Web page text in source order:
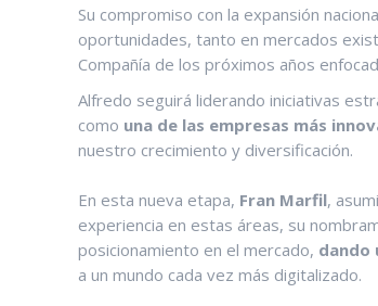
Su compromiso con la expansión
oportunidades, tanto en mercados
Compañía de los próximos años
Alfredo seguirá liderando iniciativas
como una de las empresas más
nuestro crecimiento y diversificación.
En esta nueva etapa, Fran Marfil,
experiencia en estas áreas, su
posicionamiento en el mercado, dando
a un mundo cada vez más digitalizado.